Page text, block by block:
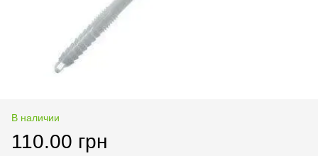
В наличии
110.00 грн